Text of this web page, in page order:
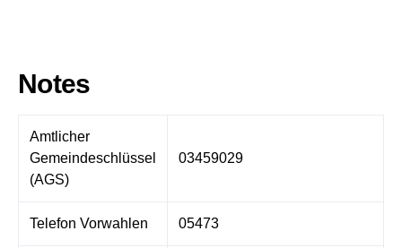
Notes
Amtlicher
Gemeindeschlüssel
(AGS)
03459029
Telefon Vorwahlen 05473